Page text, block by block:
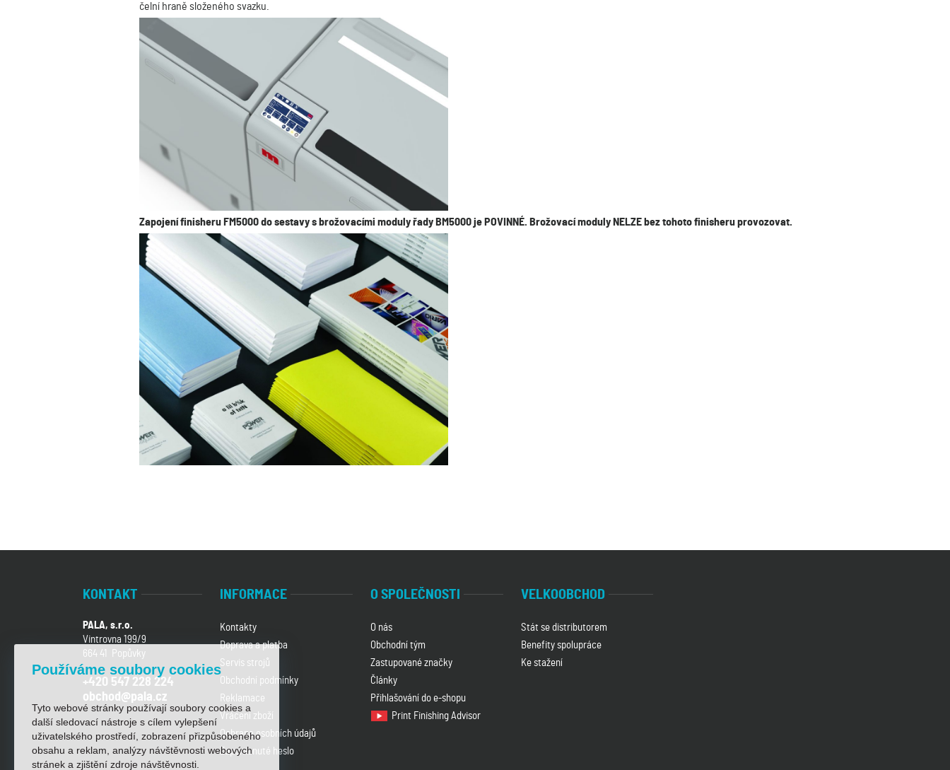
čelní hraně složeného svazku.
Zapojení finisheru FM5000 do sestavy s brožovacími moduly řady BM5000 je POVINNÉ. Brožovací moduly NELZE bez tohoto finisheru provozovat.
KONTAKT
PALA, s.r.o.
Vintrovna 199/9
664 41 Popůvky
+420 547 228 224
obchod@pala.cz
INFORMACE
Kontakty
Doprava a platba
Servis strojů
Obchodní podmínky
Reklamace
Vrácení zboží
Ochrana osobních údajů
Zapomenuté heslo
O SPOLEČNOSTI
O nás
Obchodní tým
Zastupované značky
Články
Přihlašování do e-shopu
Print Finishing Advisor
VELKOOBCHOD
Stát se distributorem
Benefity spolupráce
Ke stažení
Používáme soubory cookies
Tyto webové stránky používají soubory cookies a
další sledovací nástroje s cílem vylepšení
uživatelského prostředí, zobrazení přizpůsobeného
obsahu a reklam, analýzy návštěvnosti webových
stránek a zjištění zdroje návštěvnosti.